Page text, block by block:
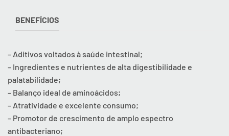
BENEFÍCIOS
– Aditivos voltados à saúde intestinal;
– Ingredientes e nutrientes de alta digestibilidade e
palatabilidade;
– Balanço ideal de aminoácidos;
– Atratividade e excelente consumo;
– Promotor de crescimento de amplo espectro
antibacteriano;